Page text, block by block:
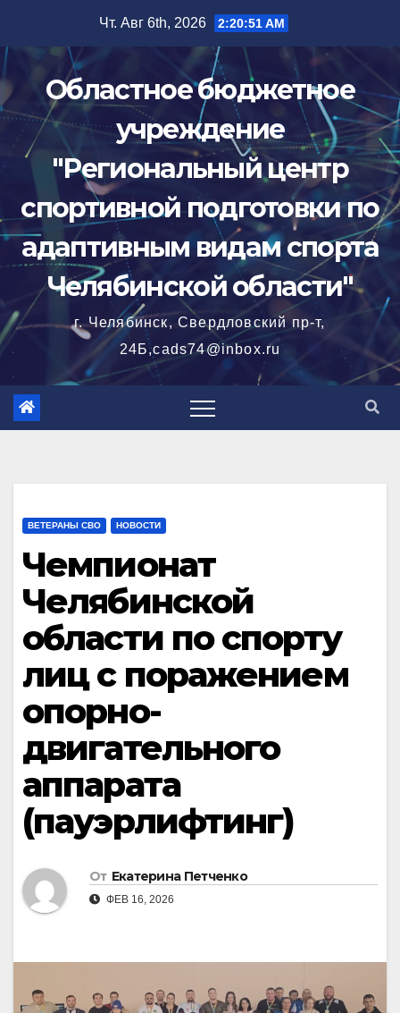
содержимому
Чт. Авг 6th, 2026 2:20:52 AM
Областное бюджетное
учреждение
"Региональный центр
спортивной подготовки по
адаптивным видам спорта
Челябинской области"
г. Челябинск, Свердловский пр-т,
24Б,cads74@inbox.ru
ВЕТЕРАНЫ СВО НОВОСТИ
Чемпионат
Челябинской
области по спорту
лиц с поражением
опорно-
двигательного
аппарата
(пауэрлифтинг)
От Екатерина Петченко
ФЕВ 16, 2026